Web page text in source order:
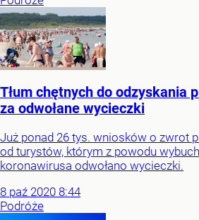
Tłum chętnych do odzyskania
za odwołane wycieczki
Już ponad 26 tys. wniosków o zwrot
od turystów, którym z powodu
koronawirusa odwołano wycieczki.
8 paź 2020 8:44
Podróże